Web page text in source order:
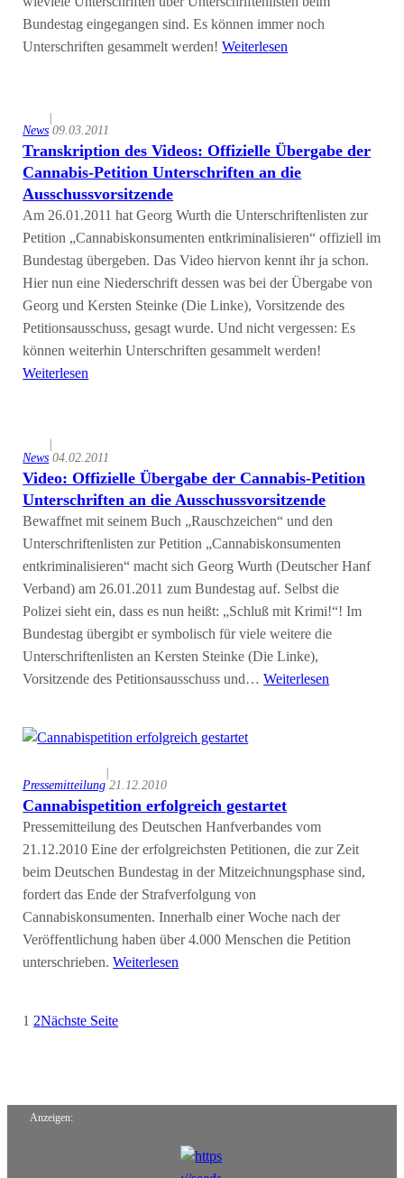
Bundestag eingegangen sind. Es können immer noch
Unterschriften gesammelt werden!Weiterlesen
News
|
09.03.2011
Transkription des Videos: Offizielle Übergabe der
Cannabis-Petition Unterschriften an die
Ausschussvorsitzende
Am 26.01.2011 hat Georg Wurth die Unterschriftenlisten zur
Petition „Cannabiskonsumenten entkriminalisieren“ offiziell im
Bundestag übergeben. Das Video hiervon kennt ihr ja schon.
Hier nun eine Niederschrift dessen was bei der Übergabe von
Georg und Kersten Steinke (Die Linke), Vorsitzende des
Petitionsausschuss, gesagt wurde. Und nicht vergessen: Es
können weiterhin Unterschriften gesammelt werden!
Weiterlesen
News
|
04.02.2011
Video: Offizielle Übergabe der Cannabis-Petition
Unterschriften an die Ausschussvorsitzende
Bewaffnet mit seinem Buch „Rauschzeichen“ und den
Unterschriftenlisten zur Petition „Cannabiskonsumenten
entkriminalisieren“ macht sich Georg Wurth (Deutscher Hanf
Verband) am 26.01.2011 zum Bundestag auf. Selbst die
Polizei sieht ein, dass es nun heißt: „Schluß mit Krimi!“! Im
Bundestag übergibt er symbolisch für viele weitere die
Unterschriftenlisten an Kersten Steinke (Die Linke),
Vorsitzende des Petitionsausschuss und…Weiterlesen
Pressemitteilung
|
21.12.2010
Cannabispetition erfolgreich gestartet
Pressemitteilung des Deutschen Hanfverbandes vom
21.12.2010 Eine der erfolgreichsten Petitionen, die zur Zeit
beim Deutschen Bundestag in der Mitzeichnungsphase sind,
fordert das Ende der Strafverfolgung von
Cannabiskonsumenten. Innerhalb einer Woche nach der
Veröffentlichung haben über 4.000 Menschen die Petition
unterschrieben.Weiterlesen
1 2Nächste Seite
Anzeigen: